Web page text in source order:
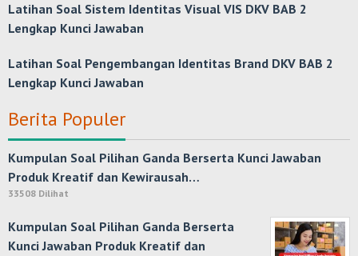
Latihan Soal Sistem Identitas Visual VIS DKV BAB 2
Lengkap Kunci Jawaban
Latihan Soal Pengembangan Identitas Brand DKV BAB 2
Lengkap Kunci Jawaban
Berita Populer
Kumpulan Soal Pilihan Ganda Berserta Kunci Jawaban
Produk Kreatif dan Kewirausah…
33508 Dilihat
Kumpulan Soal Pilihan Ganda Berserta
Kunci Jawaban Produk Kreatif dan